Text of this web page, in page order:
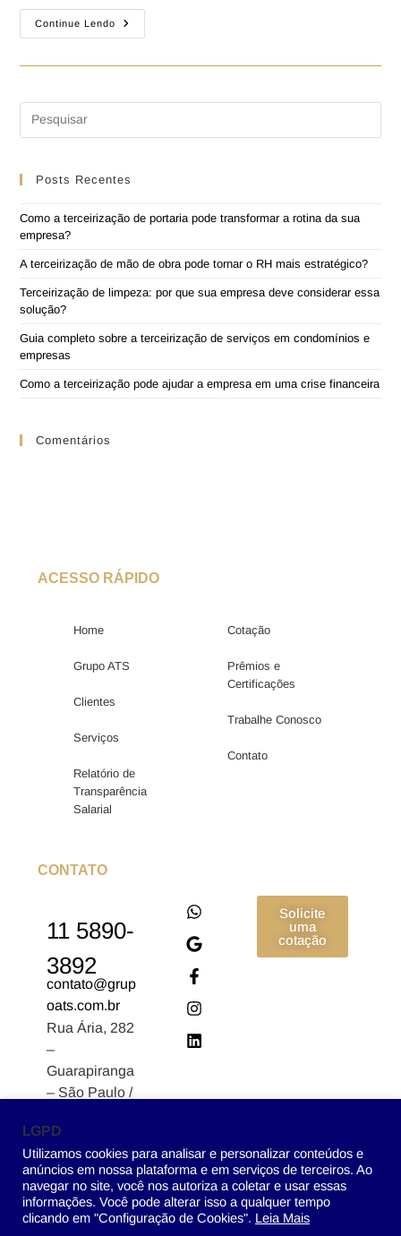
Continue Lendo
Posts Recentes
Como a terceirização de portaria pode transformar a rotina da sua
empresa?
A terceirização de mão de obra pode tornar o RH mais estratégico?
Terceirização de limpeza: por que sua empresa deve considerar essa
solução?
Guia completo sobre a terceirização de serviços em condomínios e
empresas
Como a terceirização pode ajudar a empresa em uma crise financeira
Comentários
ACESSO RÁPIDO
Home
Grupo ATS
Clientes
Serviços
Relatório de
Transparência
Salarial
Cotação
Prêmios e
Certificações
Trabalhe Conosco
Contato
CONTATO
11 5890-
3892
contato@grup
oats.com.br
Rua Ária, 282
–
Guarapiranga
– São Paulo /
04902-170
Solicite
uma
cotação
Grupo ATS – 2022 © Todos os direitos reservados.
LGPD
Utilizamos cookies para analisar e personalizar conteúdos e
anúncios em nossa plataforma e em serviços de terceiros. Ao
navegar no site, você nos autoriza a coletar e usar essas
informações. Você pode alterar isso a qualquer tempo
clicando em "Configuração de Cookies". Leia Mais